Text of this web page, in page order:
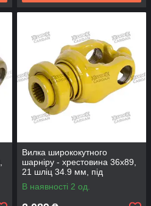
Вилка ширококутного
шарніру - хрестовина 36х89,
21 шліц 34.9 мм, під
WAJCY3236 (YWAJ3689-21-
B)
В наявності 2 од.